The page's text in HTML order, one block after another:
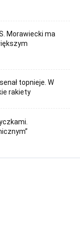
Morawiecki ma
topnieje. W
rakiety